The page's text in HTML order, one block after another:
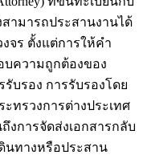
ามารถประสานงานได้
จร ตั้งแต่การให้คำ
บความถูกต้องของ
บรอง การรับรองโดย
ะทรวงการต่างประเทศ
งการจัดส่งเอกสารกลับ
นทางหรือประสาน